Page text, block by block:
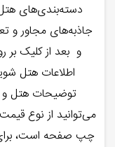
دسته‌بندی‌های هتل
جاذبه‌های مجاور و
و بعد از کلیک بر
اطلاعات هتل
توضیحات هتل و
می‌توانید از نوع
چپ صفحه است، برای